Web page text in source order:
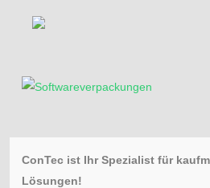
ConTec ist Ihr Spezialist für
Lösungen!